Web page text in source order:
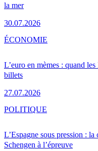
la mer
30.07.2026
L’euro en mèmes : quand
billets
27.07.2026
ÉCONOMIE
L’Espagne sous pression :
Schengen à l’épreuve
POLITIQUE